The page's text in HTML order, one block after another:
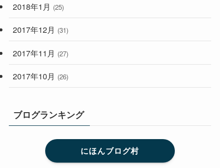
2018年1月 (25)
2017年12月 (31)
2017年11月 (27)
2017年10月 (26)
ブログランキング
にほんブログ村